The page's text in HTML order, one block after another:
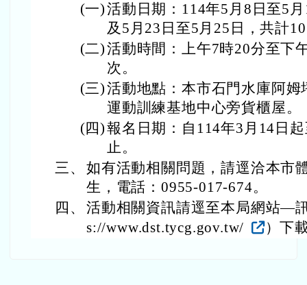
(一)活動日期：114年5月8日至5
及5月23日至5月25日，共計
(二)活動時間：上午7時20分至下
次。
(三)活動地點：本市石門水庫阿
運動訓練基地中心旁貨櫃屋。
(四)報名日期：自114年3月14日
止。
三、 如有活動相關問題，請逕洽本市
生，電話：0955-017-674。
四、 活動相關資訊請逕至本局網站—
s://www.dst.tycg.gov.tw/
）下